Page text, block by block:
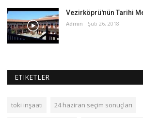
Vezirköprü'nün Tarihi
Admin Şub 26, 2018
ETIKETLER
toki inşaatı 24 haziran seçim sonuçları